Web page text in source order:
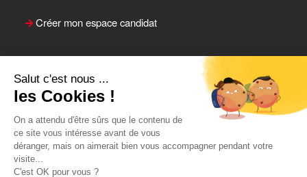
Salut c'est nous ...
les Cookies !
On a attendu d'être sûrs que le contenu de
ce site vous intéresse avant de vous
déranger, mais on aimerait bien vous accompagner pendant votre
visite...
C'est OK pour vous ?
Créer mon espace candidat